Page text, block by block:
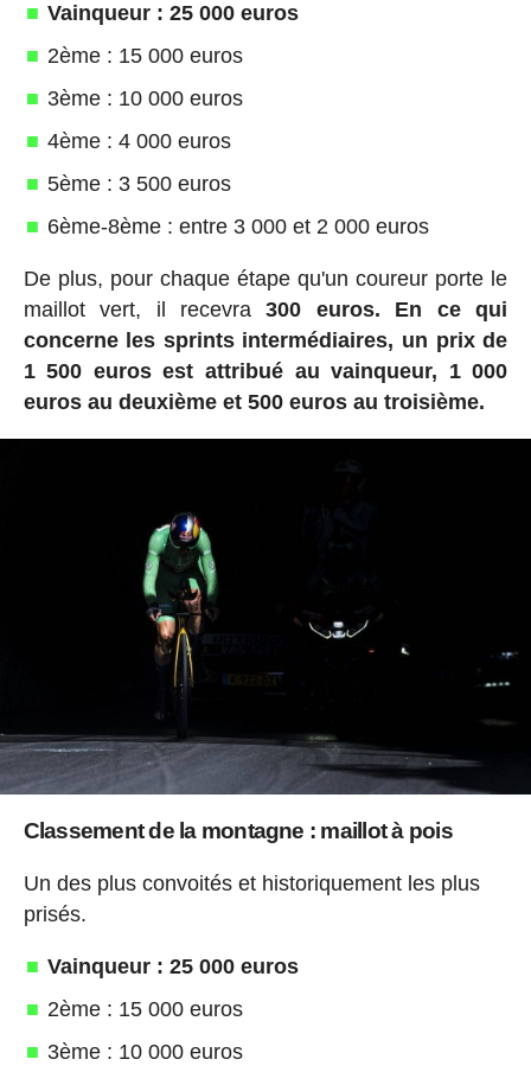
Vainqueur : 25 000 euros
2ème : 15 000 euros
3ème : 10 000 euros
4ème : 4 000 euros
5ème : 3 500 euros
6ème-8ème : entre 3 000 et 2 000 euros
De plus, pour chaque étape qu'un coureur porte le
maillot vert, il recevra300 euros.
En ce qui
concerne les sprints intermédiaires, un prix de
1 500 euros est attribué au vainqueur, 1 000
euros au deuxième et 500 euros au troisième.
Classement de la montagne : maillot à pois
Un des plus convoités et historiquement les plus
prisés.
Vainqueur : 25 000 euros
2ème : 15 000 euros
3ème : 10 000 euros